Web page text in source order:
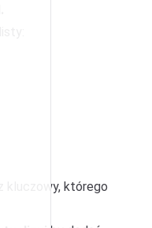
kluczowy, którego